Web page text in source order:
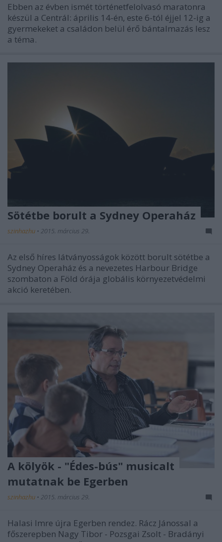
Ebben az évben ismét történetfelolvasó maratonra
készül a Centrál: április 14-én, este 6-tól éjjel 12-ig a
gyermekeket a családon belül érő bántalmazás lesz
a téma.
Sötétbe borult a Sydney Operaház
szinhazhu • 2015. március 29.
Az első híres látványosságok között borult sötétbe a
Sydney Operaház és a nevezetes Harbour Bridge
szombaton a Föld órája globális környezetvédelmi
akció keretében.
A kölyök - "Édes-bús" musicalt
mutatnak be Egerben
szinhazhu • 2015. március 29.
Halasi Imre újra Egerben rendez. Rácz Jánossal a
főszerepben Nagy Tibor - Pozsgai Zsolt - Bradányi